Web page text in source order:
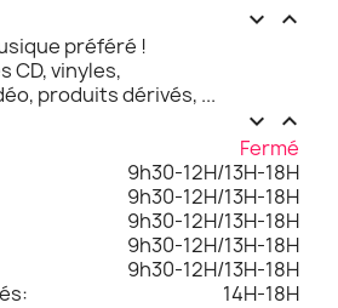
 
préféré !
CD, vinyles,
produits dérivés, ...
 
Fermé
9h30-12H/13H-18H
9h30-12H/13H-18H
9h30-12H/13H-18H
9h30-12H/13H-18H
9h30-12H/13H-18H
14H-18H